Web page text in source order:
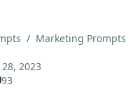
/ Marketing Prompts
2023
93